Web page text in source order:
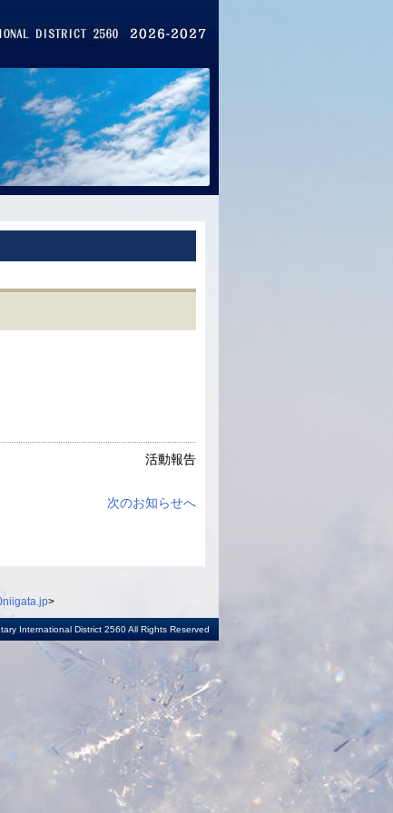
活動報告
次のお知らせへ
>
International District 2560 All Rights Reserved